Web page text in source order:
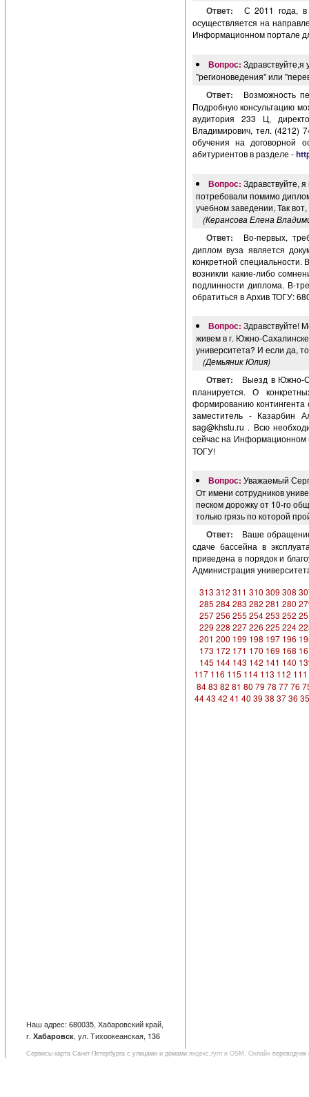
Наш адрес: 680035, Хабаровский край,
г. Хабаровск, ул. Тихоокеанская, 136
Ответ:
С 2011 года, в
осуществляется на
Информационном портале
Вопрос: Здравствуйте,я
"регионоведения" или
Ответ:
Возможность
Подробную консультацию
аудитория 233 Ц,
Владимирович, тел. (4212)
обучения на договорной
абитуриентов в разделе -
Вопрос: Здравствуйте,
потребовали помимо
учебном заведении, Так
(Керансова Елена
Ответ:
Во-первых,
диплом вуза является
конкретной специальности.
возникли какие-либо
подлинности диплома. В-
обратиться в Архив ТОГУ:
Вопрос: Здравствуйте!
живем в г. Южно-
университета? И если да,
(Демьяник Юлия)
Ответ:
Выезд в Южно-
планируется. О
формированию контингента
заместитель - Казарбин
sag@khstu.ru . Всю
сейчас на Информационном
ТОГУ!
Вопрос: Уважаемый
От имени сотрудников
песком дорожку от 10-го
только грязь по которой
Ответ:
Ваше
сдаче бассейна в
приведена в порядок и
Администрация
313 312 311 310 309 308
285 284 283 282 281 280
257 256 255 254 253 252
229 228 227 226 225 224
201 200 199 198 197 196
173 172 171 170 169 168
145 144 143 142 141 140
117 116 115 114 113 112 111
84 83 82 81 80 79 78 77 76
4443 42 41 40 39 38 3736 35
Сервисы карта Санкт-Петербурга с улицами и домами:яндекс,гугл и OSM. Онлайн переводчик